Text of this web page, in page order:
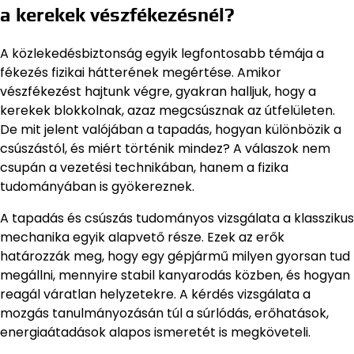
a kerekek vészfékezésnél?
A közlekedésbiztonság egyik legfontosabb témája a
fékezés fizikai hátterének megértése. Amikor
vészfékezést hajtunk végre, gyakran halljuk, hogy a
kerekek blokkolnak, azaz megcsúsznak az útfelületen.
De mit jelent valójában a tapadás, hogyan különbözik a
csúszástól, és miért történik mindez? A válaszok nem
csupán a vezetési technikában, hanem a fizika
tudományában is gyökereznek.
A tapadás és csúszás tudományos vizsgálata a klasszikus
mechanika egyik alapvető része. Ezek az erők
határozzák meg, hogy egy gépjármű milyen gyorsan tud
megállni, mennyire stabil kanyarodás közben, és hogyan
reagál váratlan helyzetekre. A kérdés vizsgálata a
mozgás tanulmányozásán túl a súrlódás, erőhatások,
energiaátadások alapos ismeretét is megköveteli.